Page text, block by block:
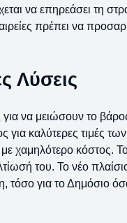
να επηρεάσει τη
πρέπει να
Λύσεις
για να μειώσουν το
για καλύτερες τιμές
χαμηλότερο κόστος.
του. Το νέο
τόσο για το Δημόσιο